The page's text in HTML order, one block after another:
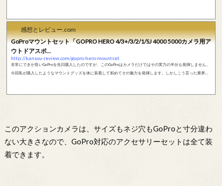
00 6000 Muson AKASO EK7000 APEMAN A66 Xiaomi Yi Lightdow 等アクセサリーセット、アウトドア・スポ...
感想とレビュー.com
GoProマウントセット「GOPRO HERO 4/3+/3/2/1/SJ 4000 5000カメラ用ア
ウトドアスポ...
http://kansou-review.com/gopro-hero-mountset
非常にできが良いGoProを先日購入したのですが、このGoProはカメラだけではその実力の半分も発揮しません。
今回私が購入したようなマウントグッズを体に装着して初めてその魅力を発揮します。しかしこう言った業界で
このアクションカメラは、サイズもネジ穴もGoProと寸分違わ
ない大きさなので、GoPro対応のアクセサリーセットは全て装
着できます。